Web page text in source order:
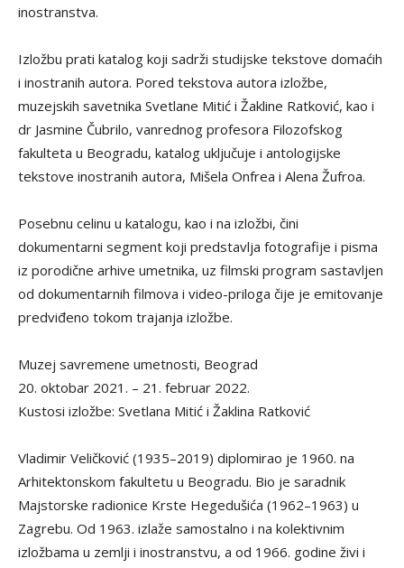
inostranstva.
Izložbu prati katalog koji sadrži studijske tekstove domaćih
i inostranih autora. Pored tekstova autora izložbe,
muzejskih savetnika Svetlane Mitić i Žakline Ratković, kao i
dr Jasmine Čubrilo, vanrednog profesora Filozofskog
fakulteta u Beogradu, katalog uključuje i antologijske
tekstove inostranih autora, Mišela Onfrea i Alena Žufroa.
Posebnu celinu u katalogu, kao i na izložbi, čini
dokumentarni segment koji predstavlja fotografije i pisma
iz porodične arhive umetnika, uz filmski program sastavljen
od dokumentarnih filmova i video-priloga čije je emitovanje
predviđeno tokom trajanja izložbe.
Muzej savremene umetnosti, Beograd
20. oktobar 2021. – 21. februar 2022.
Kustosi izložbe: Svetlana Mitić i Žaklina Ratković
Vladimir Veličković (1935–2019) diplomirao je 1960. na
Arhitektonskom fakultetu u Beogradu. Bio je saradnik
Majstorske radionice Krste Hegedušića (1962–1963) u
Zagrebu. Od 1963. izlaže samostalno i na kolektivnim
izložbama u zemlji i inostranstvu, a od 1966. godine živi i